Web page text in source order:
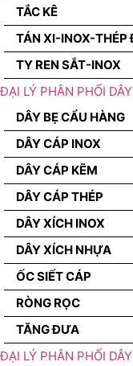
TẮC KÊ
TÁN XI-INOX-THÉP
TY REN SẮT-INOX
ĐẠI LÝ PHÂN PHỐI
DÂY BẸ CẨU HÀNG
DÂY CÁP INOX
DÂY CÁP KẼM
DÂY CÁP THÉP
DÂY XÍCH INOX
DÂY XÍCH NHỰA
ỐC SIẾT CÁP
RÒNG RỌC
TĂNG ĐƯA
ĐẠI LÝ PHÂN PHỐI